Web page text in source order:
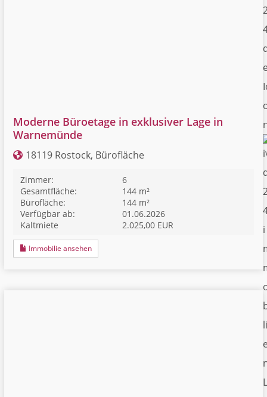
Moderne Büroetage in exklusiver Lage in
Warnemünde
18119 Rostock, Bürofläche
Zimmer:
6
Gesamtfläche:
144 m²
Bürofläche:
144 m²
Verfügbar ab:
01.06.2026
Kaltmiete
2.025,00 EUR
Immobilie ansehen